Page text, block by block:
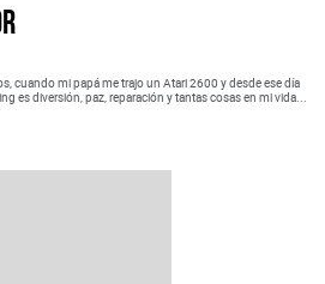
cuando mi papá me trajo un Atari 2600 y desde ese día
es diversión, paz, reparación y tantas cosas en mi vida...
window